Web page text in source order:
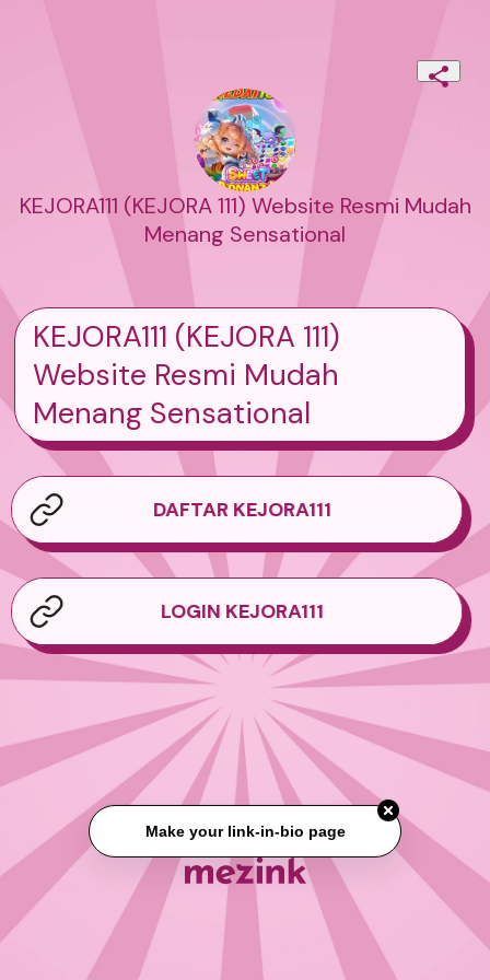
KEJORA111 (KEJORA 111) Website Resmi Mudah
Menang Sensational
KEJORA111 (KEJORA 111)
Website Resmi Mudah
Menang Sensational
DAFTAR KEJORA111
LOGIN KEJORA111
Make your link-in-bio page